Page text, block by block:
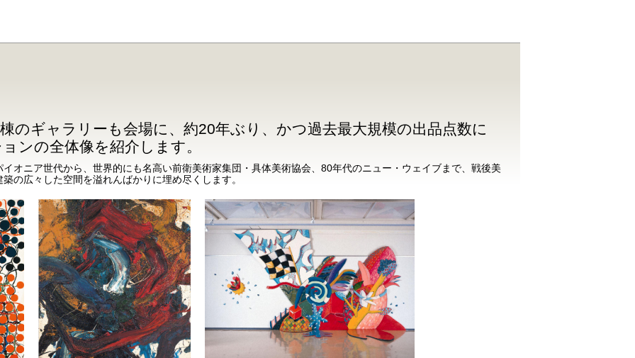
のギャラリーも会場に、約20年ぶり、かつ過去最大規模の出品点数に
ンの全体像を紹介します。
オニア世代から、世界的にも名高い前衛美術家集団・具体美術協会、80年代のニュー・ウェイブまで、戦後美
の広々した空間を溢れんばかりに埋め尽くします。